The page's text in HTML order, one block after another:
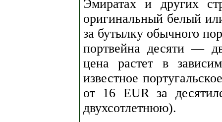
Эмиратах и других
оригинальный белый
за бутылку обычного
портвейна десяти —
цена растет в
известное
от 16 EUR за
двухсотлетнюю).